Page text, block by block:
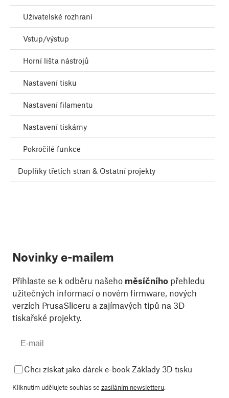
Uživatelské rozhraní
Vstup/výstup
Horní lišta nástrojů
Nastavení tisku
Nastavení filamentu
Nastavení tiskárny
Pokročilé funkce
Doplňky třetích stran & Ostatní projekty
Novinky e-mailem
Přihlaste se k odběru našeho měsíčního přehledu
užitečných informací o novém firmware, nových
verzích PrusaSliceru a zajímavých tipů na 3D
tiskařské projekty.
Chci získat jako dárek e-book Základy 3D tisku
Kliknutím udělujete souhlas se zasíláním newsletteru